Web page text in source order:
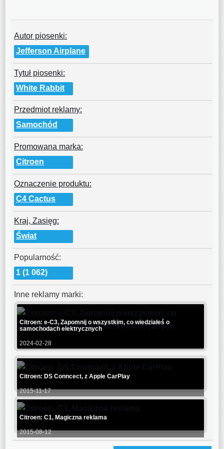
Autor piosenki:
Jefferson Airplane
Tytuł piosenki:
White Rabbit
Przedmiot reklamy:
Samochód
Promowana marka:
Citroen
Oznaczenie produktu:
C4 Cactus
Kraj, Zasięg:
Świat
Popularność:
1 (1 062)
Inne reklamy marki:
Citroen: e-C3, Zapomnij o wszystkim, co wiedziałeś o
samochodach elektrycznych
2024-02-28
Citroen: DS Conncect, z Apple CarPlay
2015-11-17
Citroen: C1, Magiczna reklama
2015-08-12